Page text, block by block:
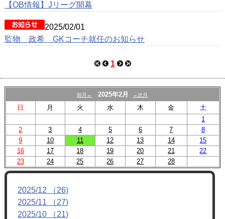
【OB情報】Jリーグ開幕
2025/02/01
監物 政希 GKコーチ就任のお知らせ
1
前月← 2025年2月 →次月
日 月 火 水 木 金
土
1
2
3 4 5 6 7
8
9
10 11 12 13 14
15
16
17 18 19 20 21
22
23
24 25 26 27 28
2025/12 （26)
2025/11 （27)
2025/10 （21)